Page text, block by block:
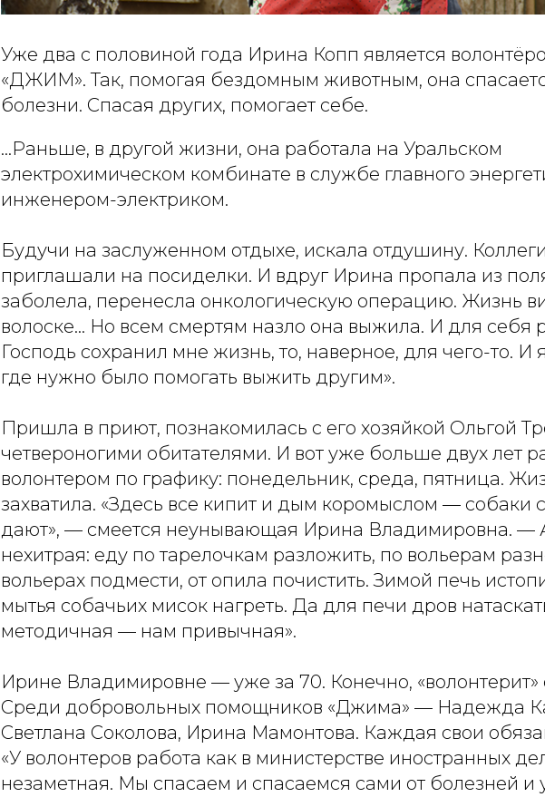
Уже два с половиной года Ирина Копп является
«ДЖИМ». Так, помогая бездомным животным, она
болезни. Спасая других, помогает себе.
…Раньше, в другой жизни, она работала на Уральском
электрохимическом комбинате в службе главного
инженером-электриком.
Будучи на заслуженном отдыхе, искала отдушину.
приглашали на посиделки. И вдруг Ирина пропала из
заболела, перенесла онкологическую операцию. Жизнь
волоске… Но всем смертям назло она выжила. И для себя
Господь сохранил мне жизнь, то, наверное, для чего-то. И
где нужно было помогать выжить другим».
Пришла в приют, познакомилась с его хозяйкой Ольгой
четвероногими обитателями. И вот уже больше двух лет
волонтером по графику: понедельник, среда, пятница.
захватила. «Здесь все кипит и дым коромыслом — собаки
дают», — смеется неунывающая Ирина Владимировна. —
нехитрая: еду по тарелочкам разложить, по вольерам
вольерах подмести, от опила почистить. Зимой печь
мытья собачьих мисок нагреть. Да для печи дров
методичная — нам привычная».
Ирине Владимировне — уже за 70. Конечно, «волонтерит»
Среди добровольных помощников «Джима» — Надежда
Светлана Соколова, Ирина Мамонтова. Каждая свои
«У волонтеров работа как в министерстве иностранных
незаметная. Мы спасаем и спасаемся сами от болезней и